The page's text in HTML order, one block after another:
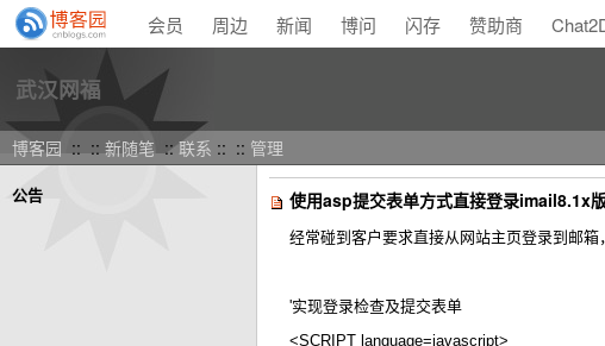
会员 周边 新闻 博问 闪存 赞助商
武汉网福
博客园 :: :: 新随笔::联系 :: :: 管理
公告 使用asp提交表单方式直接登录imail8.1x
经常碰到客户要求直接从网站主页登录到邮
'实现登录检查及提交表单
<SCRIPT language=javascript>